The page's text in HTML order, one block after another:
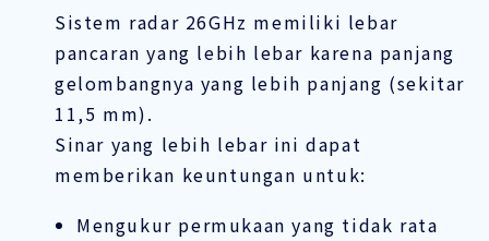
Sistem radar 26GHz memiliki lebar
pancaran yang lebih lebar karena panjang
gelombangnya yang lebih panjang (sekitar
11,5 mm).
Sinar yang lebih lebar ini dapat
memberikan keuntungan untuk:
Mengukur permukaan yang tidak rata